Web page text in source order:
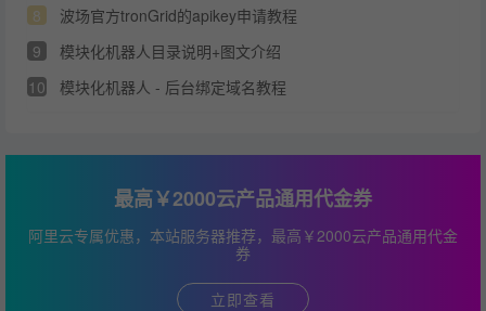
8
波场官方tronGrid的apikey申请教程
9
模块化机器人目录说明+图文介绍
10
模块化机器人 - 后台绑定域名教程
最高￥2000云产品通用代金券
阿里云专属优惠，本站服务器推荐，最高￥2000云产品通用代金
券
立即查看